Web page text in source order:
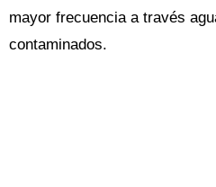
mayor frecuencia a través
contaminados.